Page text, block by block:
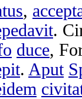
,
.
duce,
. Aput